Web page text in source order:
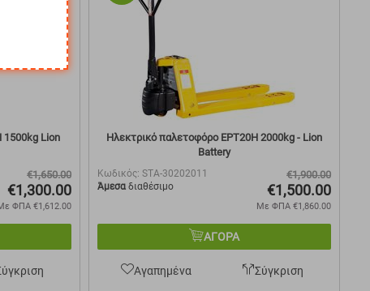
1500kg Lion
€1,650.00
€1,300.00
ΦΠΑ €1,612.00
Ηλεκτρικό παλετοφόρο EPT20H 2000kg - Lion
Battery
Κωδικός: STA-30202011
Άμεσα διαθέσιμο
€1,900.00
€1,500.00
Με ΦΠΑ €1,860.00
ΑΓΟΡΑ
Αγαπημένα Σύγκριση